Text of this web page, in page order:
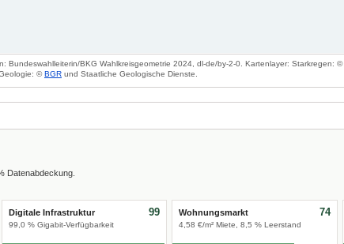
Bundeswahlleiterin/BKG Wahlkreisgeometrie 2024, dl-de/by-2-0. Kartenlayer: Starkregen: ©
©BGR und Staatliche Geologische Dienste.
Datenabdeckung.
Digitale Infrastruktur
99,0 % Gigabit-Verfügbarkeit
99 Wohnungsmarkt
4,58 €/m² Miete, 8,5 % Leerstand
74